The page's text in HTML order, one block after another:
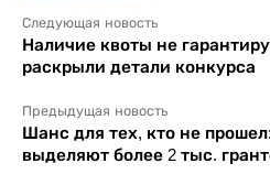
Следующая новость
Наличие квоты не
раскрыли детали конкурса
Предыдущая новость
Шанс для тех, кто не
выделяют более 2 тыс.